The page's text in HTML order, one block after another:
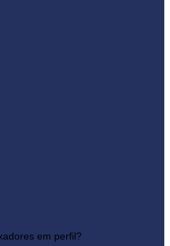
em perfil?